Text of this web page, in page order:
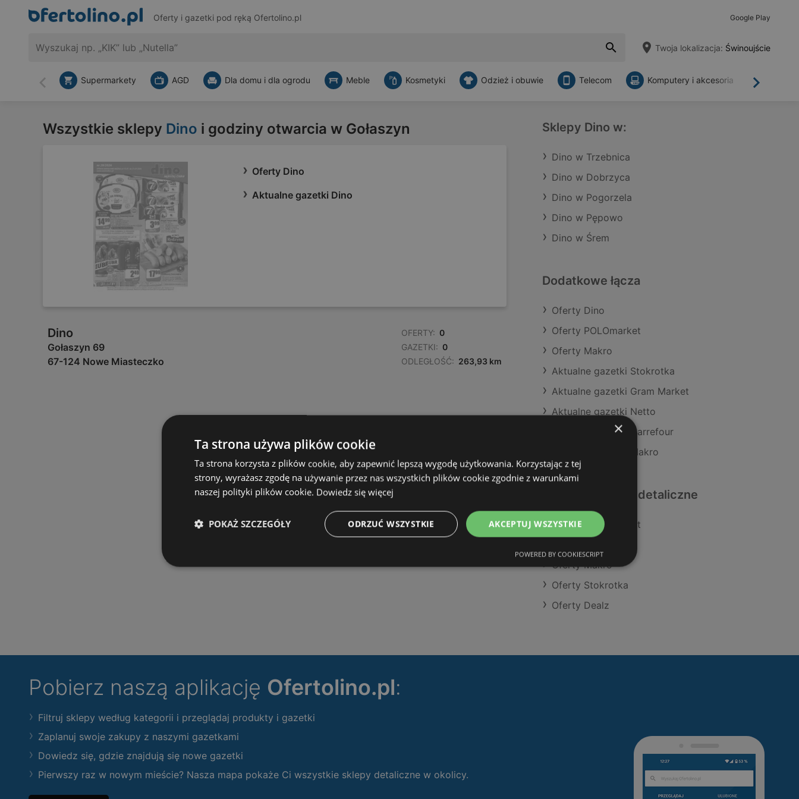
Oferty i gazetki pod ręką Ofertolino.pl Google Play
Twoja lokalizacja: Świnoujście
Wstecz Dalej
Supermarkety AGD Dla domu i dla ogrodu Meble Kosmetyki Odzież i obuwie Telecom Komputery i akcesoria
Wszystkie sklepy Dino i godziny otwarcia w Gołaszyn
Oferty Dino
Aktualne gazetki Dino
Dino
Gołaszyn 69
67-124 Nowe Miasteczko
OFERTY: 0
GAZETKI: 0
ODLEGŁOŚĆ: 263,93 km
Sklepy Dino w:
Dino w Trzebnica
Dino w Dobrzyca
Dino w Pogorzela
Dino w Pępowo
Dino w Śrem
Dodatkowe łącza
Oferty Dino
Oferty POLOmarket
Oferty Makro
Aktualne gazetki Stokrotka
Aktualne gazetki Gram Market
Aktualne gazetki Netto
Aktualne gazetki Carrefour
Aktualne gazetki Makro
Podobne sklepy detaliczne
Oferty POLOmarket
Oferty Makro
Oferty Stokrotka
Oferty Dealz
Pobierz naszą aplikację Ofertolino.pl:
Filtruj sklepy według kategorii i przeglądaj produkty i gazetki
Zaplanuj swoje zakupy z naszymi gazetkami
Dowiedz się, gdzie znajdują się nowe gazetki
Pierwszy raz w nowym mieście? Nasza mapa pokaże Ci wszystkie sklepy detaliczne w okolicy.
×
Ta strona używa plików cookie
Ta strona korzysta z plików cookie, aby zapewnić lepszą wygodę użytkowania. Korzystając z tej
strony, wyrażasz zgodę na używanie przez nas wszystkich plików cookie zgodnie z warunkami
naszej polityki plików cookie. Dowiedz się więcej
AKCEPTUJ WSZYSTKIE
ODRZUĆ WSZYSTKIE
POKAŻ SZCZEGÓŁY
POWERED BY COOKIESCRIPT